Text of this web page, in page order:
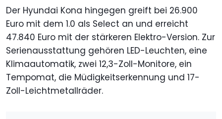
Der Hyundai Kona hingegen greift bei 26.900
Euro mit dem 1.0 als Select an und erreicht
47.840 Euro mit der stärkeren Elektro-Version. Zur
Serienausstattung gehören LED-Leuchten, eine
Klimaautomatik, zwei 12,3-Zoll-Monitore, ein
Tempomat, die Müdigkeitserkennung und 17-
Zoll-Leichtmetallräder.